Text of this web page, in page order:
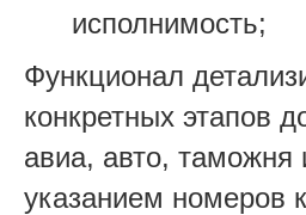
исполнимость;
Функционал
конкретных этапов
авиа, авто, таможня
указанием номеров